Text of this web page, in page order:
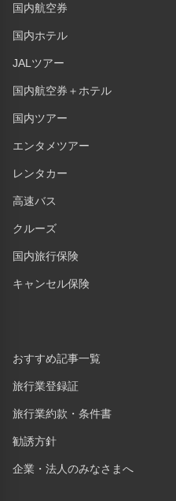
国内航空券
国内ホテル
JALツアー
国内航空券＋ホテル
国内ツアー
エンタメツアー
レンタカー
高速バス
クルーズ
国内旅行保険
キャンセル保険
おすすめ記事一覧
旅行業登録証
旅行業約款・条件書
勧誘方針
企業・法人のみなさまへ